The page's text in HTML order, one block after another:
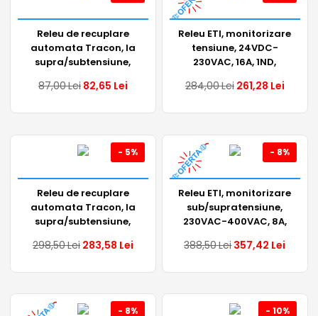
Releu de recuplare
automata Tracon, la
supra/subtensiune,
230VAC, EVOUO2
87,00Lei 82,65 Lei
Releu ETI, monitorizare
tensiune, 24VDC-
230VAC, 16A, 1ND,
284,00Lei 261,28 Lei
- 5%
Releu de recuplare
automata Tracon, la
supra/subtensiune,
230VAC, EVOUO4
298,50Lei 283,58 Lei
- 8%
Releu ETI, monitorizare
sub/supratensiune,
230VAC-400VAC, 8A,
388,50Lei357,42 Lei
- 8% - 10%